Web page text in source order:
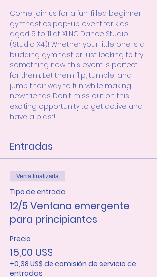
Come join us for a fun-filled beginner
gymnastics pop-up event for kids
aged 5 to 11 at XLNC Dance Studio
(Studio X4)! Whether your little one is a
budding gymnast or just looking to try
something new, this event is perfect
for them. Let them flip, tumble, and
jump their way to fun while making
new friends. Don't miss out on this
exciting opportunity to get active and
have a blast!
Entradas
Venta finalizada
Tipo de entrada
12/5 Ventana emergente
para principiantes
Precio
15,00 US$
+0,38 US$ de comisión de servicio de
entradas